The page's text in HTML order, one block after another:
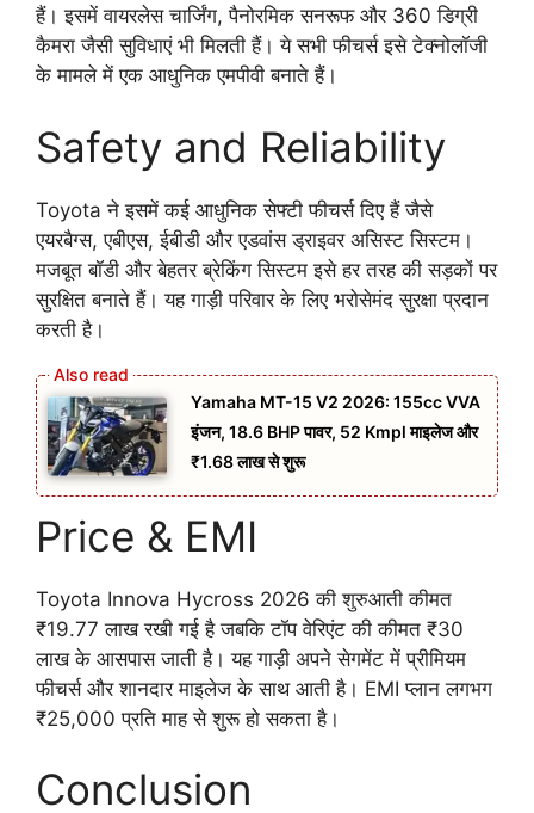
हैं। इसमें वायरलेस चार्जिंग, पैनोरमिक सनरूफ और 360 डिग्री
कैमरा जैसी सुविधाएं भी मिलती हैं। ये सभी फीचर्स इसे टेक्नोलॉजी
के मामले में एक आधुनिक एमपीवी बनाते हैं।
Safety and Reliability
Toyota ने इसमें कई आधुनिक सेफ्टी फीचर्स दिए हैं जैसे
एयरबैग्स, एबीएस, ईबीडी और एडवांस ड्राइवर असिस्ट सिस्टम।
मजबूत बॉडी और बेहतर ब्रेकिंग सिस्टम इसे हर तरह की सड़कों पर
सुरक्षित बनाते हैं। यह गाड़ी परिवार के लिए भरोसेमंद सुरक्षा प्रदान
करती है।
Yamaha MT-15 V2 2026: 155cc VVA
इंजन, 18.6 BHP पावर, 52 Kmpl माइलेज और
₹1.68 लाख से शुरू
Price & EMI
Toyota Innova Hycross 2026 की शुरुआती कीमत
₹19.77 लाख रखी गई है जबकि टॉप वेरिएंट की कीमत ₹30
लाख के आसपास जाती है। यह गाड़ी अपने सेगमेंट में प्रीमियम
फीचर्स और शानदार माइलेज के साथ आती है। EMI प्लान लगभग
₹25,000 प्रति माह से शुरू हो सकता है।
Conclusion